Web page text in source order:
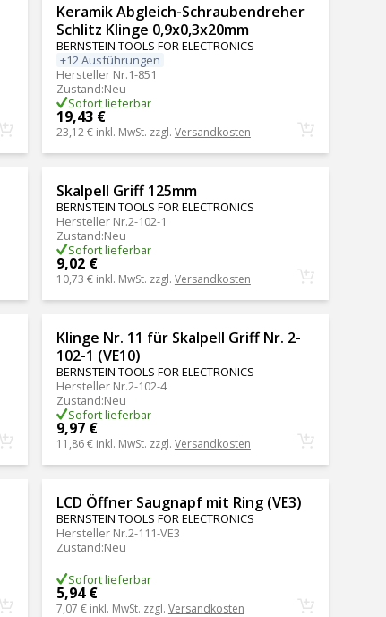
Keramik Abgleich-Schraubendreher
Schlitz Klinge 0,9x0,3x20mm
BERNSTEIN TOOLS FOR ELECTRONICS
+12 Ausführungen
Hersteller Nr.1-851
Zustand:Neu
Sofort lieferbar
19,43 €
23,12 € inkl. MwSt. zzgl. Versandkosten
Skalpell Griff 125mm
BERNSTEIN TOOLS FOR ELECTRONICS
Hersteller Nr.2-102-1
Zustand:Neu
Sofort lieferbar
9,02 €
10,73 € inkl. MwSt. zzgl. Versandkosten
Klinge Nr. 11 für Skalpell Griff Nr. 2-
102-1 (VE10)
BERNSTEIN TOOLS FOR ELECTRONICS
Hersteller Nr.2-102-4
Zustand:Neu
Sofort lieferbar
9,97 €
11,86 € inkl. MwSt. zzgl. Versandkosten
LCD Öffner Saugnapf mit Ring (VE3)
BERNSTEIN TOOLS FOR ELECTRONICS
Hersteller Nr.2-111-VE3
Zustand:Neu
Sofort lieferbar
5,94 €
7,07 € inkl. MwSt. zzgl. Versandkosten